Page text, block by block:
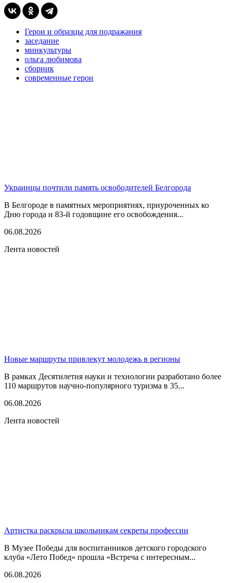
Герои и образцы для подражания
заседание
минкультуры
ольга любимова
сборник
современные герои
Украинцы почтили память освободителей Белгорода
В Белгороде в памятных мероприятиях, приуроченных ко
Дню города и 83-й годовщине его освобождения...
06.08.2026
Лента новостей
Новые маршруты привлекут молодежь в регионы
В рамках Десятилетия науки и технологии разработано более
110 маршрутов научно-популярного туризма в 35...
06.08.2026
Лента новостей
Артистка раскрыла школьникам секреты профессии
В Музее Победы для воспитанников детского городского
клуба «Лето Побед» прошла «Встреча с интересным...
06.08.2026